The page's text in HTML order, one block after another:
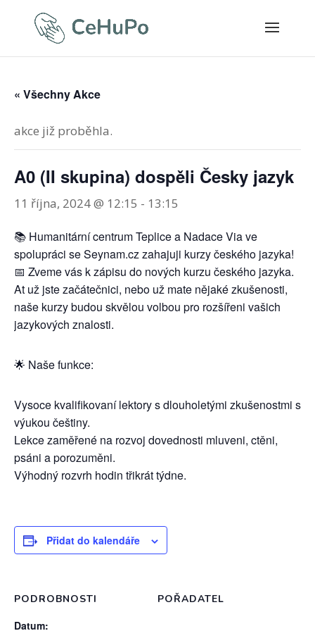
« Všechny Akce
akce již proběhla.
A0 (II skupina) dospěli Česky jazyk
11 října, 2024 @ 12:15 - 13:15
📚 Humanitární centrum Teplice a Nadace Via ve
spolupráci se Seynam.cz zahajuji kurzy českého jazyka!
📅 Zveme vás k zápisu do nových kurzu českého jazyka.
At už jste začátečnici, nebo už mate nějaké zkušenosti,
naše kurzy budou skvělou volbou pro rozšířeni vašich
jazykových znalosti.
🌟 Naše funkce:
Vysoce kvalifikovaní lektory s dlouholetými zkušenostmi s
výukou češtiny.
Lekce zaměřené na rozvoj dovednosti mluveni, ctěni,
psáni a porozuměni.
Výhodný rozvrh hodin třikrát týdne.
Přidat do kalendáře
PODROBNOSTI
Datum:
POŘADATEL